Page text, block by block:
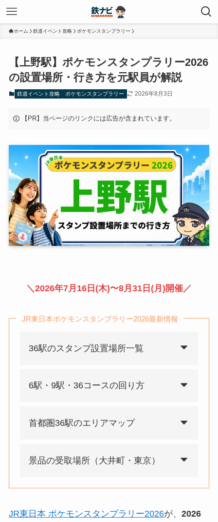
ホーム 鉄道イベント攻略 ポケモンスタンプラリー
【上野駅】ポケモンスタンプラリー2026
の設置場所・行き方を元駅員が解説
鉄道イベント攻略 ポケモンスタンプラリー 2026年8月3日
【PR】当ページのリンクには広告が含まれています。
＼2026年7月16日(木)〜8月31日(月)開催／
JR東日本ポケモンスタンプラリー2026最新情報
36駅のスタンプ設置場所一覧
6駅・9駅・36コースの回り方
首都圏36駅のエリアマップ
景品の受取場所（大井町・東京）
JR東日本 ポケモンスタンプラリー2026が、 2026